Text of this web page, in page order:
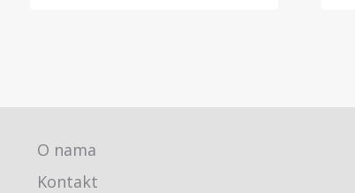
O nama
Kontakt